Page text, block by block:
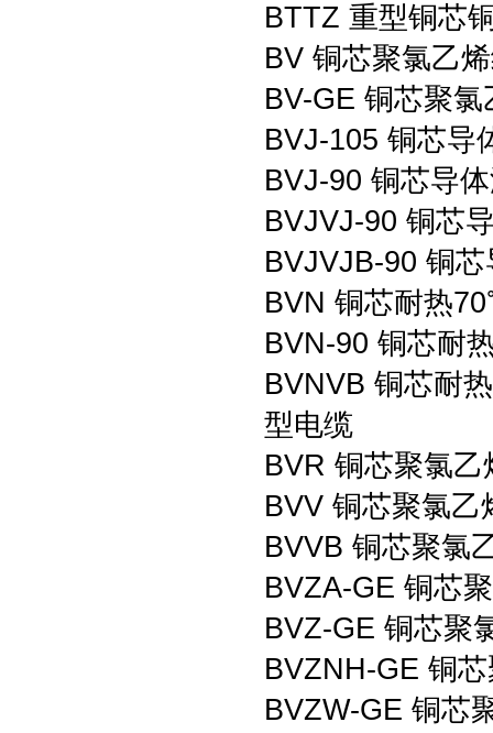
BTTZ 重型铜芯
BV 铜芯聚氯乙
BV-GE 铜芯聚
BVJ-105 铜芯导
BVJ-90 铜芯导
BVJVJ-90 铜芯
BVJVJB-90 铜
BVN 铜芯耐热
BVN-90 铜芯耐
BVNVB 铜芯耐
型电缆
BVR 铜芯聚氯
BVV 铜芯聚氯乙
BVVB 铜芯聚氯
BVZA-GE 铜芯
BVZ-GE 铜芯聚
BVZNH-GE 铜
BVZW-GE 铜芯